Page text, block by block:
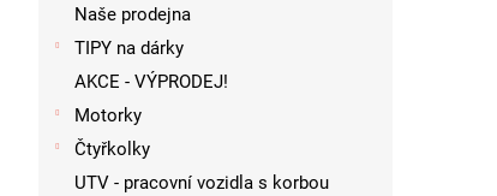
Naše prodejna
TIPY na dárky
AKCE - VÝPRODEJ!
Motorky
Čtyřkolky
UTV - pracovní vozidla s korbou